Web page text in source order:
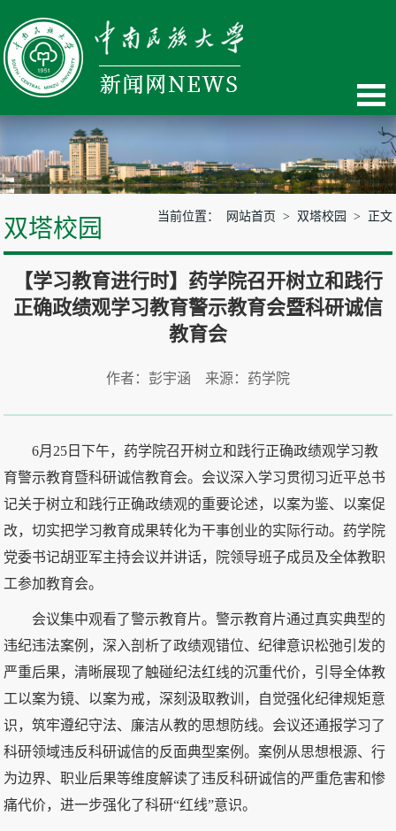
双塔校园 当前位置： 网站首页 > 双塔校园 > 正文
【学习教育进行时】药学院召开树立和践行
正确政绩观学习教育警示教育会暨科研诚信
教育会
作者：彭宇涵 来源：药学院
6月25日下午，药学院召开树立和践行正确政绩观学习教
育警示教育暨科研诚信教育会。会议深入学习贯彻习近平总书
记关于树立和践行正确政绩观的重要论述，以案为鉴、以案促
改，切实把学习教育成果转化为干事创业的实际行动。药学院
党委书记胡亚军主持会议并讲话，院领导班子成员及全体教职
工参加教育会。
会议集中观看了警示教育片。警示教育片通过真实典型的
违纪违法案例，深入剖析了政绩观错位、纪律意识松弛引发的
严重后果，清晰展现了触碰纪法红线的沉重代价，引导全体教
工以案为镜、以案为戒，深刻汲取教训，自觉强化纪律规矩意
识，筑牢遵纪守法、廉洁从教的思想防线。会议还通报学习了
科研领域违反科研诚信的反面典型案例。案例从思想根源、行
为边界、职业后果等维度解读了违反科研诚信的严重危害和惨
痛代价，进一步强化了科研“红线”意识。